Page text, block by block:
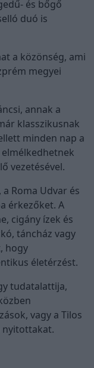
és bőgő
duó is
a közönség, ami
megyei
annak a
klasszikusnak
minden nap a
vezetésével.
Roma Udvar és
érkezőket. A
cigány ízek és
táncház vagy
hogy
életérzést.
tudatalattija,
vagy a Tilos
nyitottakat.